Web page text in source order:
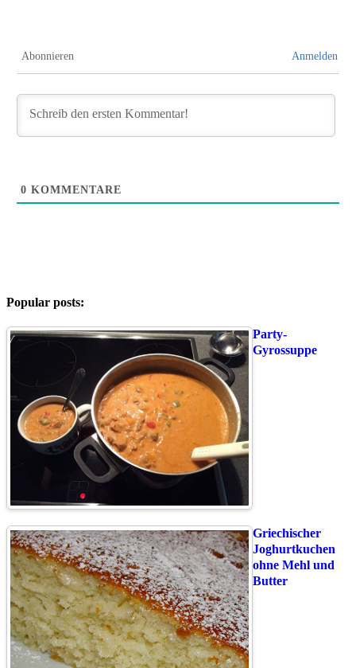
Abonnieren Anmelden
0 KOMMENTARE
Popular posts:
Party-
Gyrossuppe
Griechischer
Joghurtkuchen
ohne Mehl und
Butter